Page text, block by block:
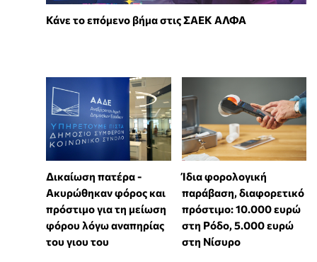
Κάνε το επόμενο βήμα στις ΣΑΕΚ ΑΛΦΑ
Δικαίωση πατέρα -
Ακυρώθηκαν φόρος και
πρόστιμο για τη μείωση
φόρου λόγω αναπηρίας
του γιου του
Ίδια φορολογική
παράβαση, διαφορετικό
πρόστιμο: 10.000 ευρώ
στη Ρόδο, 5.000 ευρώ
στη Νίσυρο